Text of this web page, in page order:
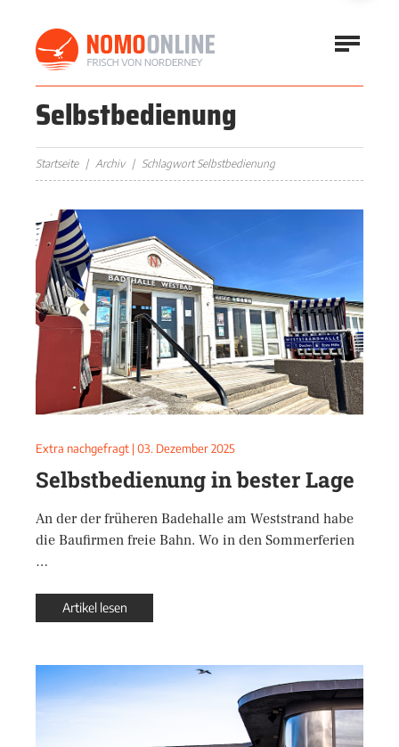
Selbstbedienung
Startseite Archiv Schlagwort Selbstbedienung
Extra nachgefragt | 03. Dezember 2025
Selbstbedienung in bester Lage
An der der früheren Badehalle am Weststrand habe
die Baufirmen freie Bahn. Wo in den Sommerferien
…
Artikel lesen